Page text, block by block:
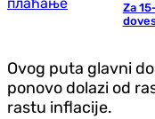
Za
Ovog puta glavni
ponovo dolazi od
rastu inflacije.